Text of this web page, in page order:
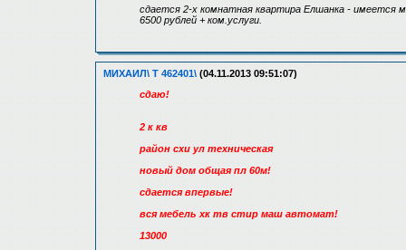
сдается 2-х комнатная квартира Елшанка - имеется
6500 рублей + ком.услуги.
МИХАИЛ\ Т 462401\ (04.11.2013 09:51:07)
сдаю!
2 к кв
район схи ул техническая
новый дом общая пл 60м!
сдается впервые!
вся мебель хк тв стир маш автомат!
13000